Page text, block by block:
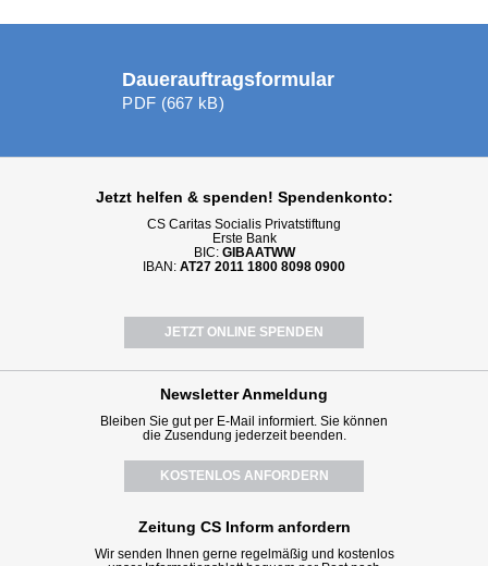
Dauerauftragsformular
PDF (667 kB)
Jetzt helfen & spenden! Spendenkonto:
CS Caritas Socialis Privatstiftung
Erste Bank
BIC: GIBAATWW
IBAN: AT27 2011 1800 8098 0900
JETZT ONLINE SPENDEN
NewsletterAnmeldung
Bleiben Sie gut per E-Mail informiert. Sie können
die Zusendung jederzeit beenden.
KOSTENLOS ANFORDERN
Zeitung CS Inform anfordern
Wir senden Ihnen gerne regelmäßig und kostenlos